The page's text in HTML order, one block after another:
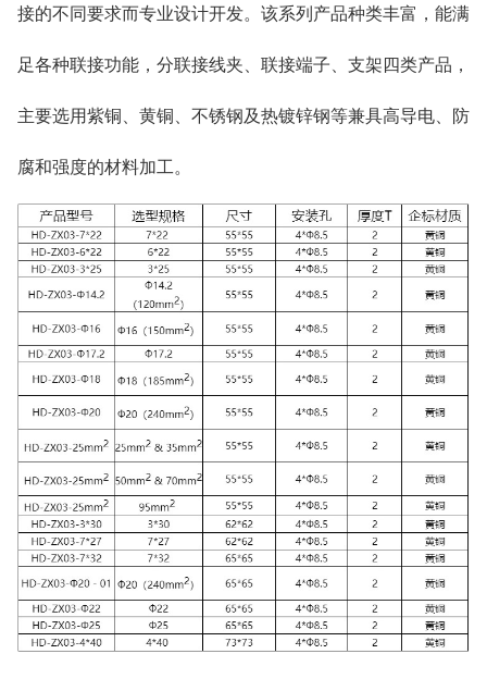
接的不同要求而专业设计开发。该系列产品种类丰富，能满
足各种联接功能，分联接线夹、联接端子、支架四类产品，
主要选用紫铜、黄铜、不锈钢及热镀锌钢等兼具高导电、防
腐和强度的材料加工。